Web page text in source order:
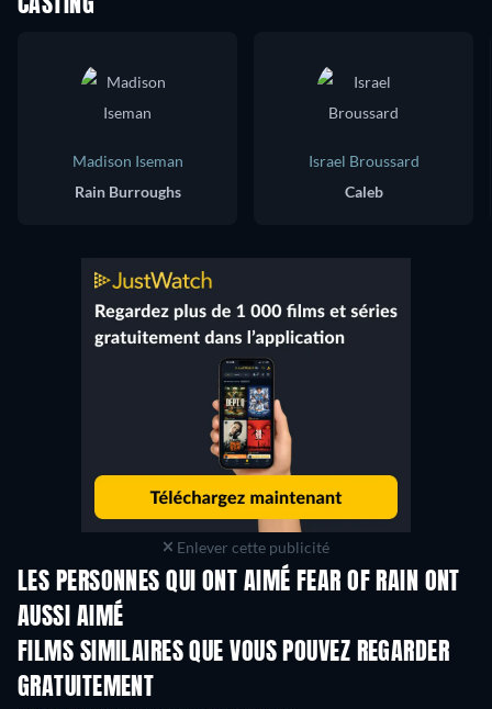
CASTING
Madison Iseman
Rain Burroughs
Israel Broussard
Caleb
Enlever cette publicité
LES PERSONNES QUI ONT AIMÉ FEAR OF RAIN ONT
AUSSI AIMÉ
FILMS SIMILAIRES QUE VOUS POUVEZ REGARDER
GRATUITEMENT